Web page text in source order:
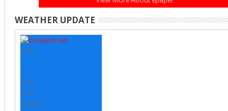
WEATHER UPDATE
+29
°
C
+30°
+27°
Thane